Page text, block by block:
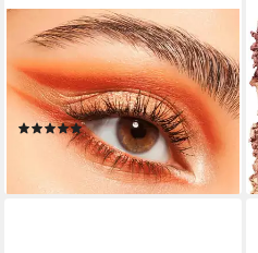
CATRICE
Lidschatten-Palette SLIM
EYESHADOW PALETTE, mit
klassischen Farbtönen
(6)
24,35 €
leider ausverkauft